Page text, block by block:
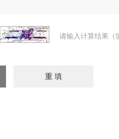
请输入计算结果（